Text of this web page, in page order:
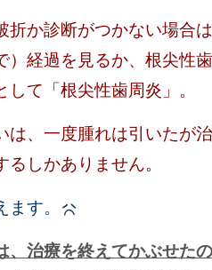
折か診断がつかない場合
）経過を見るか、根尖性
て「根尖性歯周炎」。
は、一度腫れは引いたが
るしかありません。
す。
、治療を終えてかぶせた